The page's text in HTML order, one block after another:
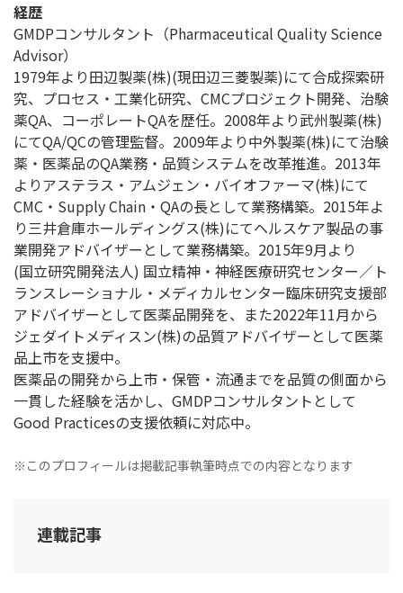
経歴
GMDPコンサルタント（Pharmaceutical Quality Science
Advisor）
1979年より田辺製薬(株)(現田辺三菱製薬)にて合成探索研
究、プロセス・工業化研究、CMCプロジェクト開発、治験
薬QA、コーポレートQAを歴任。2008年より武州製薬(株)
にてQA/QCの管理監督。2009年より中外製薬(株)にて治験
薬・医薬品のQA業務・品質システムを改革推進。2013年
よりアステラス・アムジェン・バイオファーマ(株)にて
CMC・Supply Chain・QAの長として業務構築。2015年よ
り三井倉庫ホールディングス(株)にてヘルスケア製品の事
業開発アドバイザーとして業務構築。2015年9月より
(国立研究開発法人) 国立精神・神経医療研究センター／ト
ランスレーショナル・メディカルセンター臨床研究支援部
アドバイザーとして医薬品開発を、また2022年11月から
ジェダイトメディスン(株)の品質アドバイザーとして医薬
品上市を支援中。
医薬品の開発から上市・保管・流通までを品質の側面から
一貫した経験を活かし、GMDPコンサルタントとして
Good Practicesの支援依頼に対応中。
※このプロフィールは掲載記事執筆時点での内容となります
連載記事